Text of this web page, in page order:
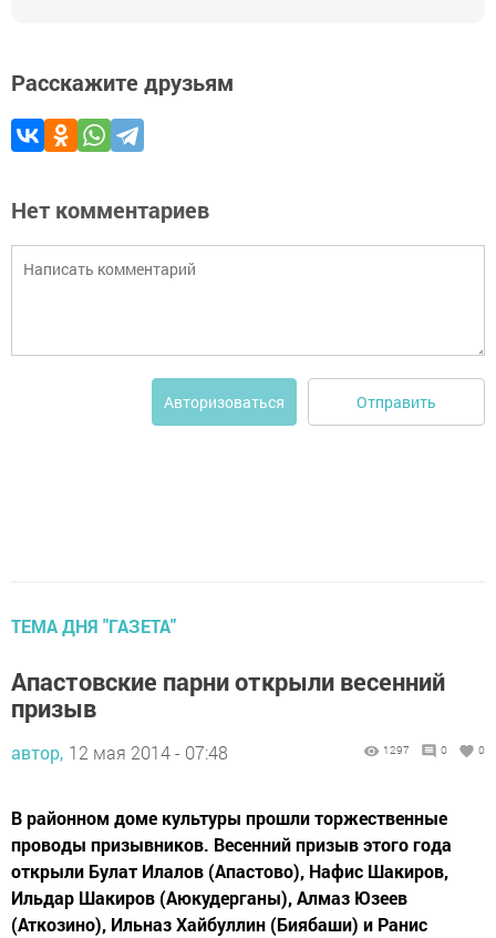
Расскажите друзьям
Нет комментариев
Авторизоваться Отправить
ТЕМА ДНЯ "ГАЗЕТА"
Апастовские парни открыли весенний
призыв
автор, 12 мая 2014 - 07:48 1297 0 0
В районном доме культуры прошли торжественные
проводы призывников. Весенний призыв этого года
открыли Булат Илалов (Апастово), Нафис Шакиров,
Ильдар Шакиров (Аюкудерганы), Алмаз Юзеев
(Аткозино), Ильназ Хайбуллин (Биябаши) и Ранис